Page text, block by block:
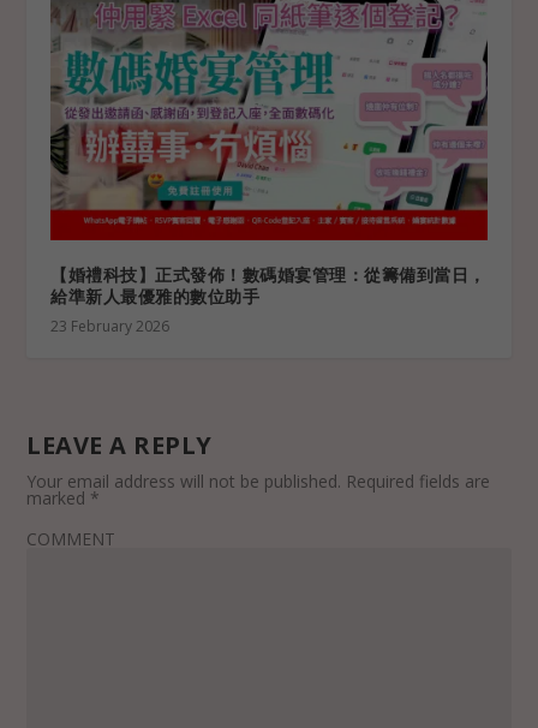
【婚禮科技】正式發佈！數碼婚宴管理：從籌備到當日，
給準新人最優雅的數位助手
23 February 2026
LEAVE A REPLY
Your email address will not be published. Required fields are
marked *
COMMENT